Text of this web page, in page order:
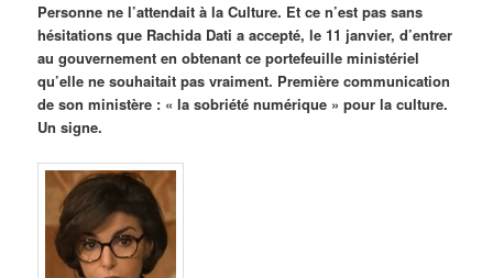
Personne ne l’attendait à la Culture. Et ce n’est pas sans
hésitations que Rachida Dati a accepté, le 11 janvier, d’entrer
au gouvernement en obtenant ce portefeuille ministériel
qu’elle ne souhaitait pas vraiment. Première communication
de son ministère : « la sobriété numérique » pour la culture.
Un signe.